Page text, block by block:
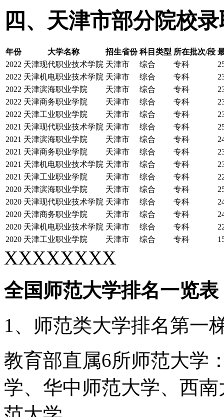
四、天津市部分院校
年份 大学名称 招生省份 科目类型 所在批次/段
2022 天津现代职业技术学院 天津市 综合 专科
2022 天津机电职业技术学院 天津市 综合 专科
2022 天津滨海职业学院 天津市 综合 专科
2022 天津商务职业学院 天津市 综合 专科
2022 天津工业职业学院 天津市 综合 专科
2021 天津现代职业技术学院 天津市 综合 专科
2021 天津滨海职业学院 天津市 综合 专科
2021 天津商务职业学院 天津市 综合 专科
2021 天津机电职业技术学院 天津市 综合 专科
2021 天津工业职业学院 天津市 综合 专科
2020 天津滨海职业学院 天津市 综合 专科
2020 天津现代职业技术学院 天津市 综合 专科
2020 天津商务职业学院 天津市 综合 专科
2020 天津机电职业技术学院 天津市 综合 专科
2020 天津工业职业学院 天津市 综合 专科
XXXXXXXX
全国师范大学排名一览表
1、师范类大学排名第一
教育部直属6所师范大学
学、华中师范大学、西